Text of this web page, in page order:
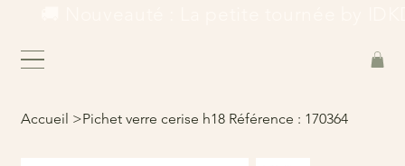
Accueil >Pichet verre cerise h18 Référence : 170364